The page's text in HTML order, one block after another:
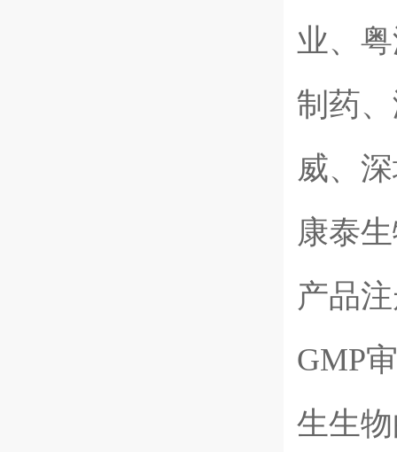
业、
制药
威、
康泰
产品
GMP
生生